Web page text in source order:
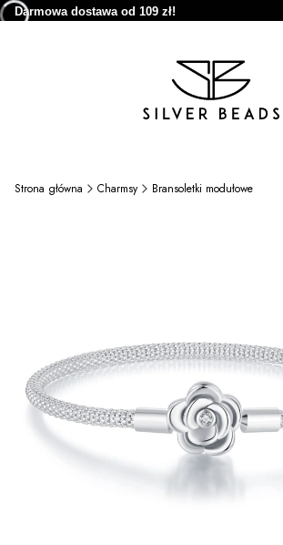
Darmowa dostawa od 109 zł!
Strona główna Charmsy Bransoletki modułowe